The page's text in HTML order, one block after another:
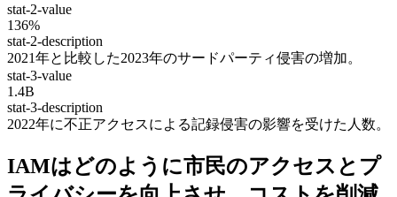
stat-2-value
136%
stat-2-description
2021年と比較した2023年のサードパーティ侵害の増加。
stat-3-value
1.4B
stat-3-description
2022年に不正アクセスによる記録侵害の影響を受けた人数。
IAMはどのように市民のアクセスとプ